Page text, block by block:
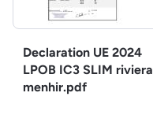
Declaration UE 2024
LPOB IC3 SLIM riviera
menhir.pdf